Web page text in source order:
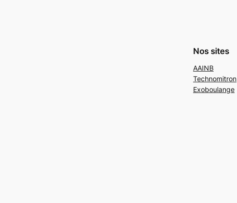
Nos sites
AAINB
Technomitron
Exoboulange